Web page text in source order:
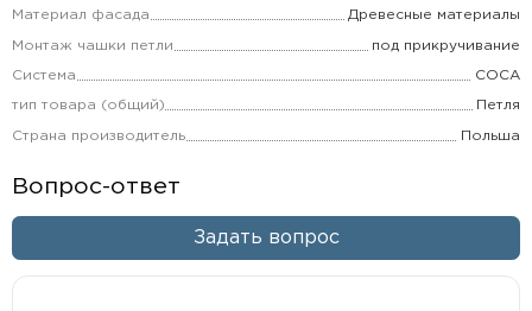
Материал фасада Древесные материалы
Монтаж чашки петли под прикручивание
Система COCA
тип товара (общий) Петля
Страна производитель Польша
Вопрос-ответ
Задать вопрос